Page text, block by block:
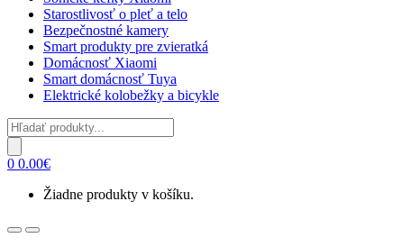
Starostlivosť o pleť a telo
Bezpečnostné kamery
Smart produkty pre zvieratká
Domácnosť Xiaomi
Smart domácnosť Tuya
Elektrické kolobežky a bicykle
Products
search
0 0.00€
Žiadne produkty v košíku.
OpenClose